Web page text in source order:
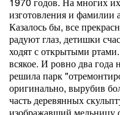
изготовления и фамилии
Казалось бы, все
радуют глаз, детишки
ходят с открытыми
всякое. И ровно два года
решила парк
оригинально, вырубив
часть деревянных